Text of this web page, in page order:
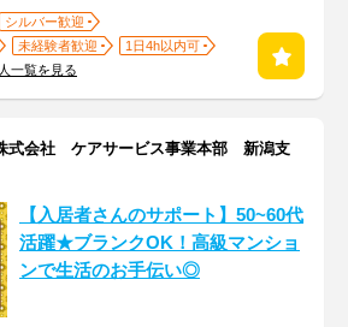
シルバー歓迎
未経験者歓迎
1日4h以内可
一覧を見る
式会社 ケアサービス事業本部 新潟支
【入居者さんのサポート】50~60代
活躍★ブランクOK！高級マンショ
ンで生活のお手伝い◎